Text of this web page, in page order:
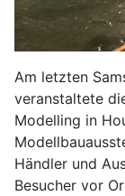
Am letzten
veranstaltete
Modelling in
Händler und
Besucher vor